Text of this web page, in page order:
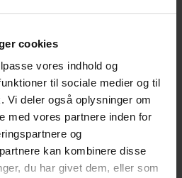
cookies
vores indhold og
til sociale medier og til
Vi deler også oplysninger om
med vores partnere inden for
og
kan kombinere disse
du har givet dem, eller som
5 |